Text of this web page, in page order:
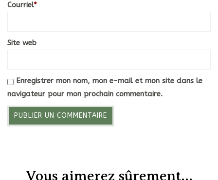
Courriel*
Site web
Enregistrer mon nom, mon e-mail et mon site dans le
navigateur pour mon prochain commentaire.
Vous aimerez sûrement...